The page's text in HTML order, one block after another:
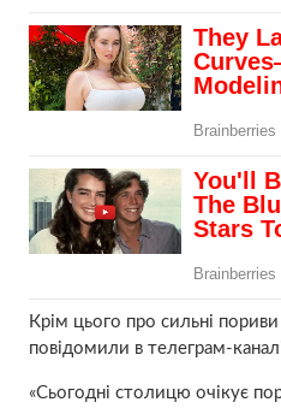
Крім цього про сильні пориви
повідомили в телеграм-
«Сьогодні столицю очікує